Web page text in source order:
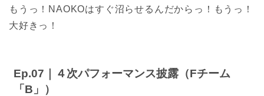
もうっ！NAOKOはすぐ沼らせるんだからっ！もうっ！
大好きっ！
Ep.07｜４次パフォーマンス披露（Fチーム
「B」）